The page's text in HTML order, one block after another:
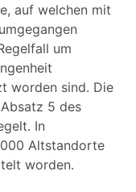
auf welchen mit
um
worden sind. Die
5 des
In
Altstandorte
worden.